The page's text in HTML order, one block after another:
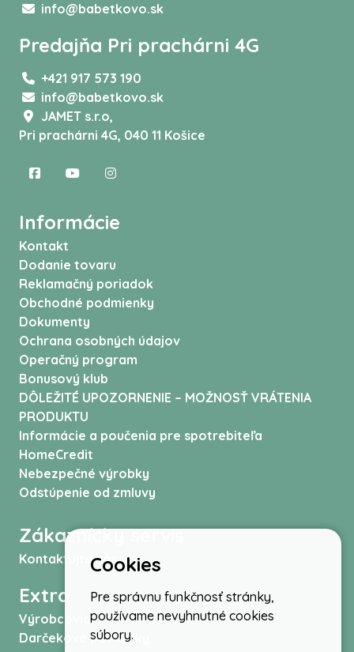
info@babetkovo.sk
Predajňa Pri prachárni 4G
+421 917 573 190
info@babetkovo.sk
JAMET s.r.o,
Pri prachárni 4G, 040 11 Košice
Informácie
Kontakt
Dodanie tovaru
Reklamačný poriadok
Obchodné podmienky
Dokumenty
Ochrana osobných údajov
Operačný program
Bonusový klub
DÔLEŽITÉ UPOZORNENIE – MOŽNOSŤ VRÁTENIA
PRODUKTU
Informácie a poučenia pre spotrebiteľa
HomeCredit
Nebezpečné výrobky
Odstúpenie od zmluvy
Zákaznícky servis
Kontaktujte nás
Extra
Výrobcovia
Darčekové poukážky
Cookies
Pre správnu funkčnosť stránky,
používame nevyhnutné cookies
súbory.